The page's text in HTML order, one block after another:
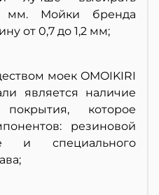
Мойки бренда
от 0,7 до 1,2 мм;
моек OMOIKIRI
является наличие
которое
резиновой
и специального